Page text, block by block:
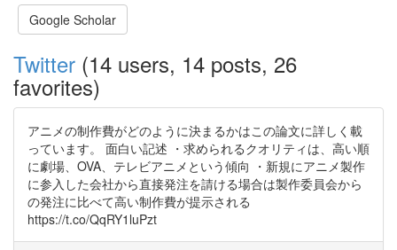
Google Scholar
Twitter (14 users, 14 posts, 26
favorites)
アニメの制作費がどのように決まるかはこの論文に詳しく載
っています。 面白い記述 ・求められるクオリティは、高い順
に劇場、OVA、テレビアニメという傾向 ・新規にアニメ製作
に参入した会社から直接発注を請ける場合は製作委員会から
の発注に比べて高い制作費が提示される
https://t.co/QqRY1luPzt